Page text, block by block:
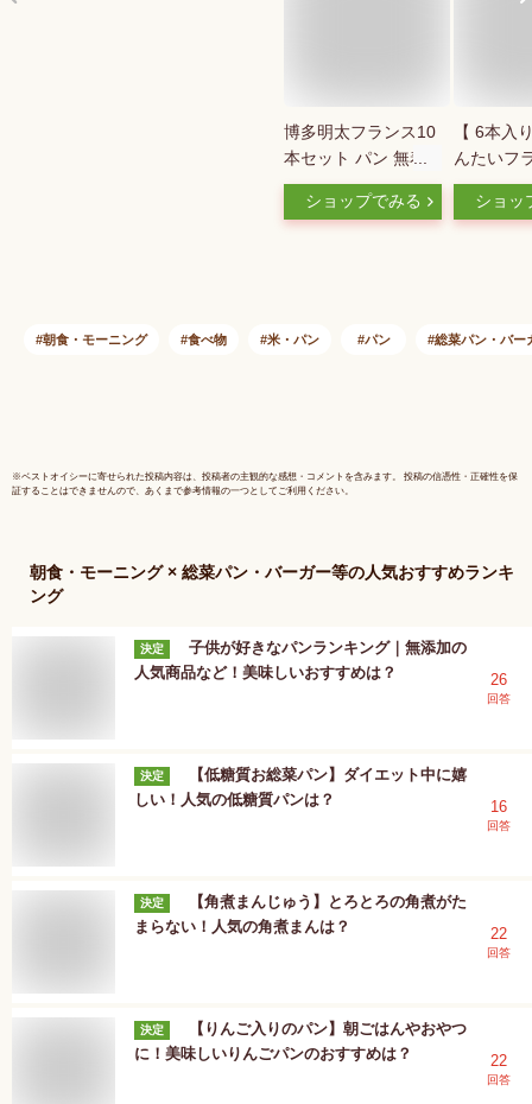
博多明太フランス10
本セット パン 無着
色 明太子 国産 無塩
バター 特製明太バタ
ショップでみる
【 6本入
んたいフ
ン屋むつ
料無料
九州 ご当
ショッ
朝食・モーニング 食べ物 米・パン パン 総菜パン・バー
※ベストオイシーに寄せられた投稿内容は、投稿者の主観的な感想・コメントを含みます。 投稿の信憑性・正確性を保
証することはできませんので、あくまで参考情報の一つとしてご利用ください。
朝食・モーニング × 総菜パン・バーガー等の人気おすすめランキ
ング
決定
子供が好きなパンランキング｜無添加の
人気商品など！美味しいおすすめは？
26
回答
決定
【低糖質お総菜パン】ダイエット中に嬉
しい！人気の低糖質パンは？
16
回答
決定
【角煮まんじゅう】とろとろの角煮がた
まらない！人気の角煮まんは？
22
回答
決定
【りんご入りのパン】朝ごはんやおやつ
に！美味しいりんごパンのおすすめは？
22
回答